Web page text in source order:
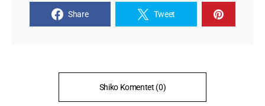
Share Tweet
Shiko Komentet (0)